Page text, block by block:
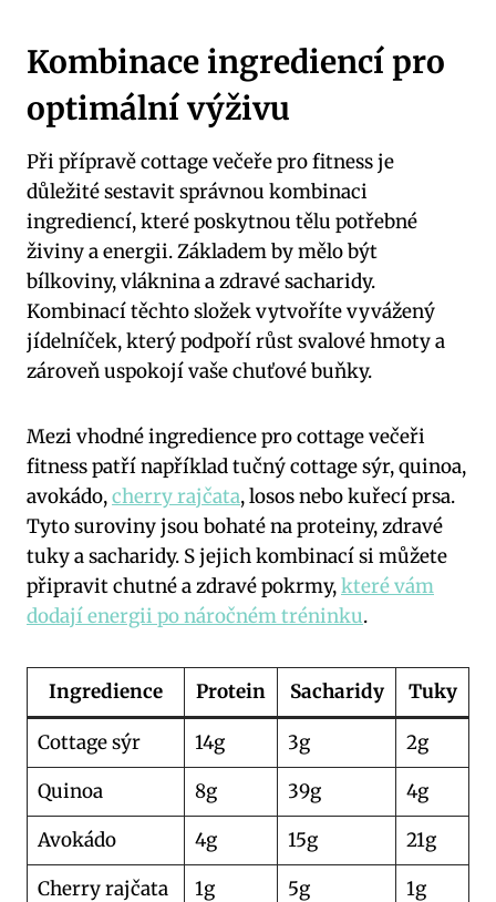
Kombinace ingrediencí pro
optimální výživu
Při přípravě cottage večeře pro fitness je
důležité sestavit správnou kombinaci
ingrediencí, které poskytnou tělu potřebné
živiny a energii. Základem by mělo být
bílkoviny, vláknina a zdravé sacharidy.
Kombinací těchto složek vytvoříte vyvážený
jídelníček, který podpoří růst svalové hmoty a
zároveň uspokojí vaše chuťové buňky.
Mezi vhodné ingredience pro cottage večeři
fitness patří například tučný cottage sýr, quinoa,
avokádo,cherry rajčata, losos nebo kuřecí prsa.
Tyto suroviny jsou bohaté na proteiny, zdravé
tuky a sacharidy. S jejich kombinací si můžete
připravit chutné a zdravé pokrmy,které vám
dodají energii po náročném tréninku.
Ingredience Protein Sacharidy Tuky
Cottage sýr 14g 3g
2g
Quinoa
8g 39g
4g
Avokádo
4g 15g
21g
Cherry rajčata
1g 5g
1g